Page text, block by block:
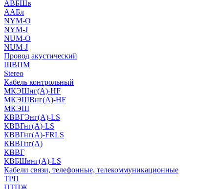
АВБШв
ААБл
NYM-O
NYM-J
NUM-О
NUM-J
Провод акустический
ШВПМ
Stereo
Кабель контрольный
МКЭШнг(A)-HF
МКЭШВнг(А)-HF
МКЭШ
КВВГЭнг(А)-LS
КВВГнг(А)-LS
КВВГнг(А)-FRLS
КВВГнг(А)
КВВГ
КВБШвнг(А)-LS
Кабели связи, телефонные, телекоммуникационные
ТРП
ПТПЖ